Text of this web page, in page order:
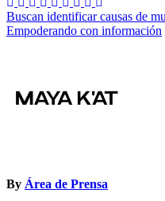
Navegación
de
Buscan identificar causas de
Empoderando con información
By Área de Prensa